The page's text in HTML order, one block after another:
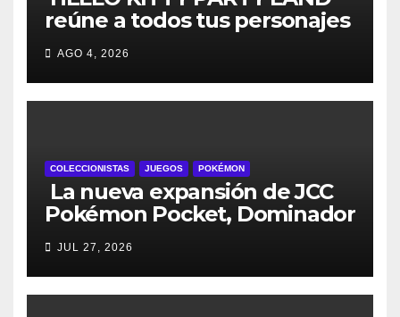
reúne a todos tus personajes
están disponibles las
preventas digitales
AGO 4, 2026
COLECCIONISTAS JUEGOS POKÉMON
La nueva expansión de JCC
Pokémon Pocket, Dominador
de julio
JUL 27, 2026